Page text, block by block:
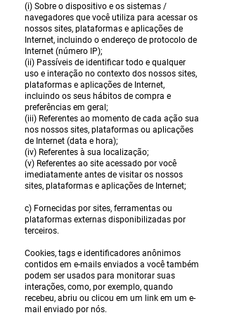
(i) Sobre o dispositivo e os sistemas /
navegadores que você utiliza para acessar os
nossos sites, plataformas e aplicações de
Internet, incluindo o endereço de protocolo de
Internet (número IP);
(ii) Passíveis de identificar todo e qualquer
uso e interação no contexto dos nossos sites,
plataformas e aplicações de Internet,
incluindo os seus hábitos de compra e
preferências em geral;
(iii) Referentes ao momento de cada ação sua
nos nossos sites, plataformas ou aplicações
de Internet (data e hora);
(iv) Referentes à sua localização;
(v) Referentes ao site acessado por você
imediatamente antes de visitar os nossos
sites, plataformas e aplicações de Internet;
c) Fornecidas por sites, ferramentas ou
plataformas externas disponibilizadas por
terceiros.
Cookies, tags e identificadores anônimos
contidos em e-mails enviados a você também
podem ser usados para monitorar suas
interações, como, por exemplo, quando
recebeu, abriu ou clicou em um link em um e-
mail enviado por nós.